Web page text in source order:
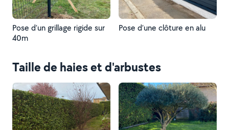
Pose d’un grillage rigide sur
40m
Pose d’une clôture en alu
Taille de haies et d'arbustes